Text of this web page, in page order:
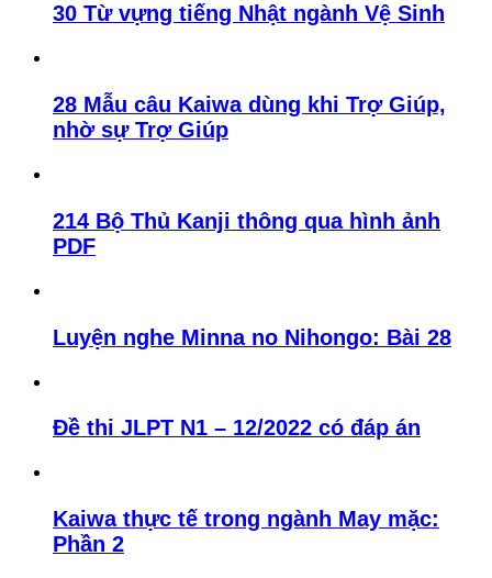
30 Từ vựng tiếng Nhật ngành Vệ Sinh
28 Mẫu câu Kaiwa dùng khi Trợ Giúp,
nhờ sự Trợ Giúp
214 Bộ Thủ Kanji thông qua hình ảnh
PDF
Luyện nghe Minna no Nihongo: Bài 28
Đề thi JLPT N1 – 12/2022 có đáp án
Kaiwa thực tế trong ngành May mặc:
Phần 2